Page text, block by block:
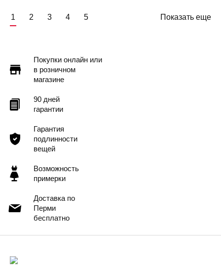
1 2 3 4 5 Показать еще
Покупки онлайн или
в розничном
магазине
90 дней
гарантии
Гарантия
подлинности
вещей
Возможность
примерки
Доставка по
Перми
бесплатно